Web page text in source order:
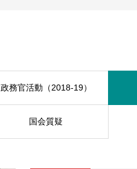
政務官活動（2018-19）
国会質疑